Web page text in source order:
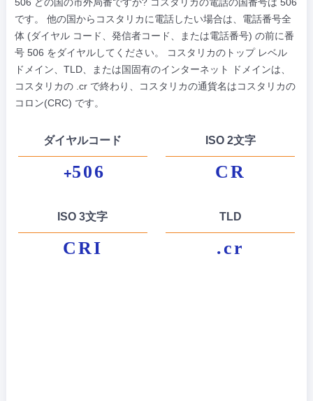
です。 他の国からコスタリカに電話したい場合は、電話番号全
体 (ダイヤル コード、発信者コード、または電話番号) の前に番
号 506 をダイヤルしてください。 コスタリカのトップ レベル
ドメイン、TLD、または国固有のインターネット ドメインは、
コスタリカの .cr で終わり、コスタリカの通貨名はコスタリカの
コロン(CRC) です。
ダイヤルコード
+506
ISO 2文字
CR
ISO 3文字
CRI
TLD
.cr